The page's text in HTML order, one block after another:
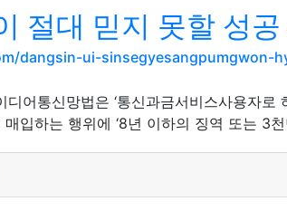
절대 믿지 못할 성공
dangsin-ui-sinsegyesangpumgwon-
어통신망법은 ‘통신과금서비스사용자
입하는 행위에 ‘8년 이하의 징역 또는 3